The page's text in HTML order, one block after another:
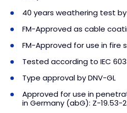
40 years weathering test by
FM-Approved as cable
FM-Approved for use in fire
Tested according to IEC
Type approval by DNV-GL
Approved for use in
in Germany (abG): Z-19.53-